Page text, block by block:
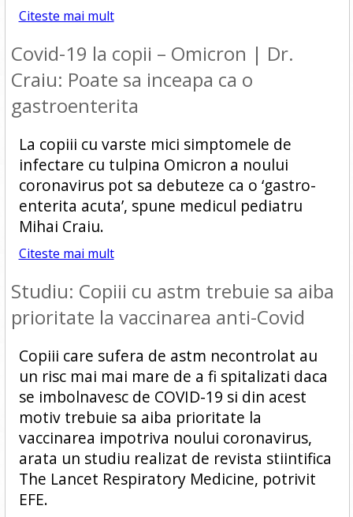
Citeste mai mult
Covid-19 la copii – Omicron | Dr.
Craiu: Poate sa inceapa ca o
gastroenterita
La copiii cu varste mici simptomele de
infectare cu tulpina Omicron a noului
coronavirus pot sa debuteze ca o ‘gastro-
enterita acuta’, spune medicul pediatru
Mihai Craiu.
Citeste mai mult
Studiu: Copiii cu astm trebuie sa aiba
prioritate la vaccinarea anti-Covid
Copiii care sufera de astm necontrolat au
un risc mai mai mare de a fi spitalizati daca
se imbolnavesc de COVID-19 si din acest
motiv trebuie sa aiba prioritate la
vaccinarea impotriva noului coronavirus,
arata un studiu realizat de revista stiintifica
The Lancet Respiratory Medicine, potrivit
EFE.